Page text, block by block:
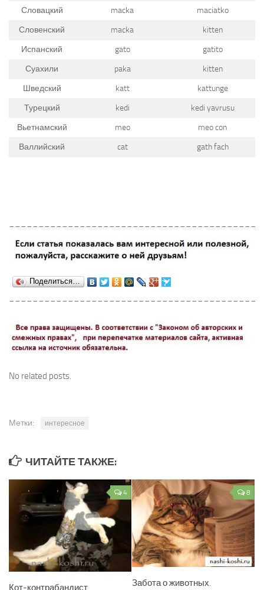
Словацкий
macka
maciatko
Словенский
macka
kitten
Испанский
gato
gatito
Суахили
paka
kitten
Шведский
katt
kattunge
Турецкий
kedi
kedi yavrusu
Вьетнамский
meo
meo con
Валлийский
cat gath fach
Поделиться…
No related posts.
Метки: интересное
ЧИТАЙТЕ ТАКЖЕ:
4
Кот-контрабандист
8
Забота о животных.